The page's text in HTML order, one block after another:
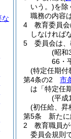
いう。)を除
職務の内容は
4
教育委員会
しなければ
5
委員会は
(昭和
66・
(特定任期付
第4条の2
市
は「特定任
(平成
(初任給、昇
第5条
新た
2
教育職員
委員会規則
な